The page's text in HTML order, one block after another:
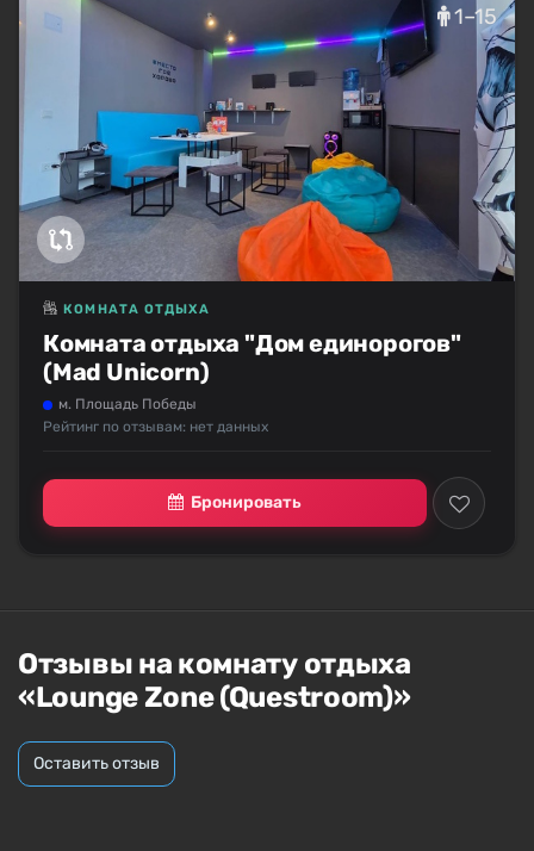
1–15
Комната отдыха "Дом единорогов"
(Mad Unicorn)
КОМНАТА ОТДЫХА
м. Площадь Победы
Рейтинг по отзывам: нет данных
Бронировать
Отзывы на комнату отдыха
«Lounge Zone (Questroom)»
Оставить отзыв